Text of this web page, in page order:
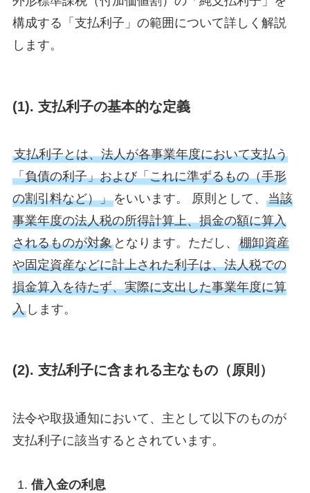
構成する「支払利子」の範囲について詳しく解説
します。
(1). 支払利子の基本的な定義
支払利子とは、法人が各事業年度において支払う
「負債の利子」および「これに準ずるもの（手形
の割引料など）」をいいます。 原則として、 当該
事業年度の法人税の所得計算上、損金の額に算入
されるものが対象となります。ただし、 棚卸資産
や固定資産などに計上された利子は、法人税での
損金算入を待たず、実際に支出した事業年度に算
入します。
(2). 支払利子に含まれる主なもの（原則）
法令や取扱通知において、主として以下のものが
支払利子に該当するとされています。
借入金の利息